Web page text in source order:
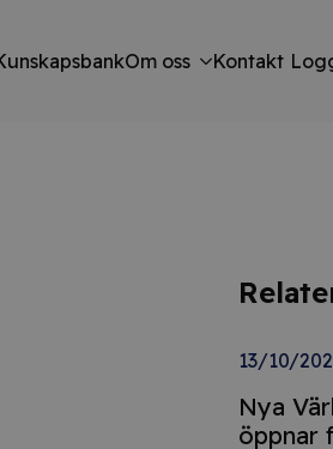
Om oss Kontakt
13/10/
Nya
öppnar